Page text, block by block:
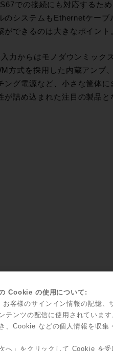
での接続にも対応するた
のシステムもEthernetケーブ
ができるのは大きなポイント
力からはモノダウンミック
方式を採用した内蔵アンプ
ング電源など、小さな筐体に
が詰め込まれた注目の製品と
Cookie の使用について:
客様のサインイン情報の記憶、
テンツの配信に使用されていま
、Cookie などの個人情報を収集
へ」をクリックして Cookie を